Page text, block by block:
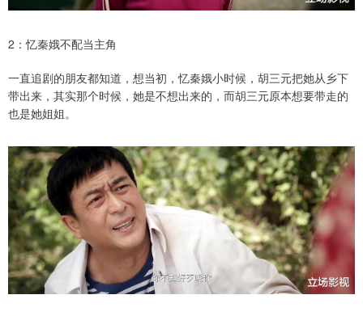
2：忆秦娥不配当主角
一直追剧的朋友都知道，想当初，忆秦娥小时候，胡三元把她从乡下
带出来，其实那个时候，她是不想出来的，而胡三元原本想要带走的
也是她姐姐。